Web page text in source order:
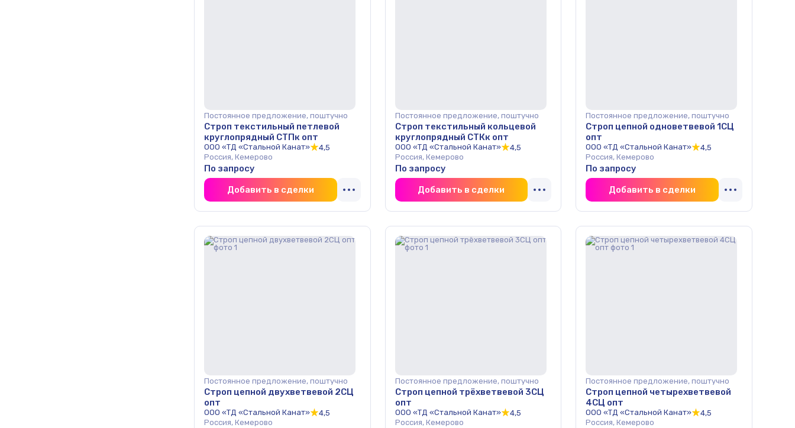
Постоянное предложение, поштучно
Строп текстильный петлевой
круглопрядный СТПк опт
ООО «ТД «Стальной Канат»
4,5
Россия, Кемерово
По запросу
Добавить в сделки
Постоянное предложение, поштучно
Строп текстильный кольцевой
круглопрядный СТКк опт
ООО «ТД «Стальной Канат»
4,5
Россия, Кемерово
По запросу
Добавить в сделки
Постоянное предложение, поштучно
Строп цепной одноветвевой 1СЦ
опт
ООО «ТД «Стальной Канат»
4,5
Россия, Кемерово
По запросу
Добавить в сделки
Постоянное предложение, поштучно
Строп цепной двухветвевой 2СЦ
опт
ООО «ТД «Стальной Канат»
4,5
Россия, Кемерово
Постоянное предложение, поштучно
Строп цепной трёхветвевой 3СЦ
опт
ООО «ТД «Стальной Канат»
4,5
Россия, Кемерово
Постоянное предложение, поштучно
Строп цепной четырехветвевой
4СЦ опт
ООО «ТД «Стальной Канат»
4,5
Россия, Кемерово